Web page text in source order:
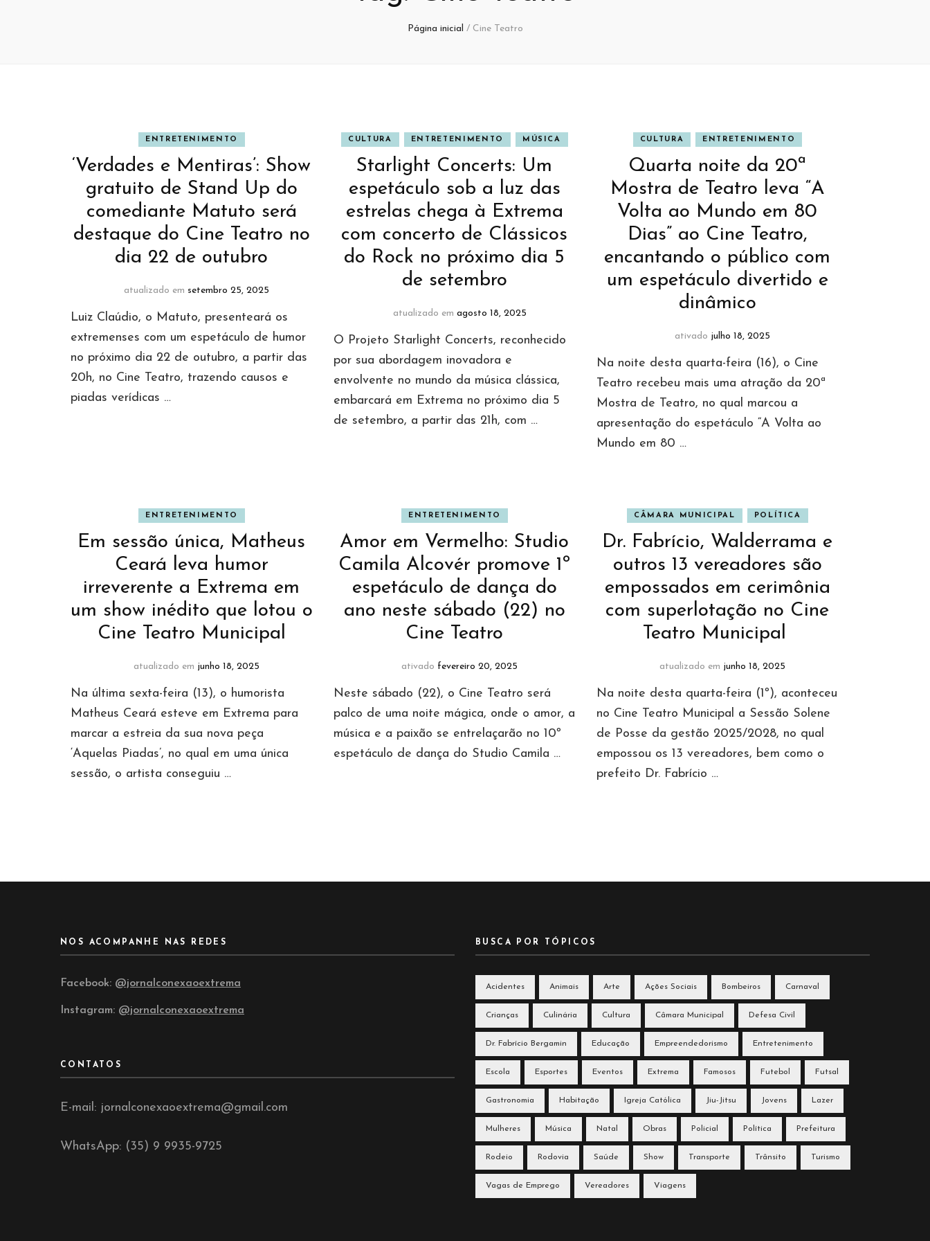
Página inicial / Cine Teatro
ENTRETENIMENTO
‘Verdades e Mentiras’: Show
gratuito de Stand Up do
comediante Matuto será
destaque do Cine Teatro no
dia 22 de outubro
atualizado em setembro 25, 2025
Luiz Claúdio, o Matuto, presenteará os
extremenses com um espetáculo de humor
no próximo dia 22 de outubro, a partir das
20h, no Cine Teatro, trazendo causos e
piadas verídicas …
CULTURA ENTRETENIMENTO MÚSICA
Starlight Concerts: Um
espetáculo sob a luz das
estrelas chega à Extrema
com concerto de Clássicos
do Rock no próximo dia 5
de setembro
atualizado em agosto 18, 2025
O Projeto Starlight Concerts, reconhecido
por sua abordagem inovadora e
envolvente no mundo da música clássica,
embarcará em Extrema no próximo dia 5
de setembro, a partir das 21h, com …
CULTURA ENTRETENIMENTO
Quarta noite da 20ª
Mostra de Teatro leva “A
Volta ao Mundo em 80
Dias” ao Cine Teatro,
encantando o público com
um espetáculo divertido e
dinâmico
ativado julho 18, 2025
Na noite desta quarta-feira (16), o Cine
Teatro recebeu mais uma atração da 20ª
Mostra de Teatro, no qual marcou a
apresentação do espetáculo “A Volta ao
Mundo em 80 …
ENTRETENIMENTO
Em sessão única, Matheus
Ceará leva humor
irreverente a Extrema em
um show inédito que lotou o
Cine Teatro Municipal
atualizado em junho 18, 2025
Na última sexta-feira (13), o humorista
Matheus Ceará esteve em Extrema para
marcar a estreia da sua nova peça
‘Aquelas Piadas’, no qual em uma única
sessão, o artista conseguiu …
ENTRETENIMENTO
Amor em Vermelho: Studio
Camila Alcovér promove 1º
espetáculo de dança do
ano neste sábado (22) no
Cine Teatro
ativado fevereiro 20, 2025
Neste sábado (22), o Cine Teatro será
palco de uma noite mágica, onde o amor, a
música e a paixão se entrelaçarão no 10º
espetáculo de dança do Studio Camila …
CÂMARA MUNICIPAL POLÍTICA
Dr. Fabrício, Walderrama e
outros 13 vereadores são
empossados em cerimônia
com superlotação no Cine
Teatro Municipal
atualizado em junho 18, 2025
Na noite desta quarta-feira (1º), aconteceu
no Cine Teatro Municipal a Sessão Solene
de Posse da gestão 2025/2028, no qual
empossou os 13 vereadores, bem como o
prefeito Dr. Fabrício …
NOS ACOMPANHE NAS REDES
Facebook: @jornalconexaoextrema
Instagram: @jornalconexaoextrema
CONTATOS
E-mail: jornalconexaoextrema@gmail.com
WhatsApp: (35) 9 9935-9725
BUSCA POR TÓPICOS
Acidentes Animais Arte Ações Sociais Bombeiros Carnaval
Crianças Culinária Cultura Câmara Municipal Defesa Civil
Dr. Fabrício Bergamin Educação Empreendedorismo Entretenimento
Escola Esportes Eventos Extrema Famosos Futebol Futsal
Gastronomia Habitação Igreja Católica Jiu-Jitsu Jovens Lazer
Mulheres Música Natal Obras Policial Política Prefeitura
Rodeio Rodovia Saúde Show Transporte Trânsito Turismo
Vagas de Emprego Vereadores Viagens